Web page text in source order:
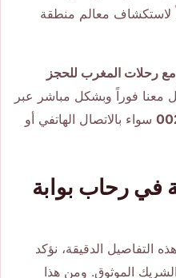
لاستكشاف معالم منطقة
مع رحلات المغرب للحجز
معنا فوراً وبشكل مباشر عبر
سواء بالاتصال الهاتفي أو
في رحاب بوابة
التفاصيل الدقيقة، نؤكد
الشريك الموثوق. ومن هذا